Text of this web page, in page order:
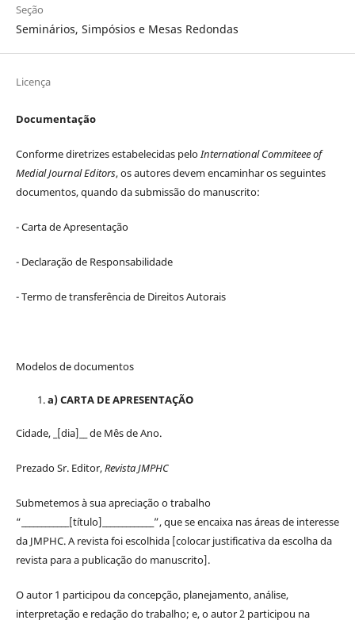
Seção
Seminários, Simpósios e Mesas Redondas
Licença
Documentação
Conforme diretrizes estabelecidas peloInternational Commiteee of
Medial Journal Editors, os autores devem encaminhar os seguintes
documentos, quando da submissão do manuscrito:
- Carta de Apresentação
- Declaração de Responsabilidade
- Termo de transferência de Direitos Autorais
Modelos de documentos
a) CARTA DE APRESENTAÇÃO
Cidade, _[dia]__ de Mês de Ano.
Prezado Sr. Editor,Revista JMPHC
Submetemos à sua apreciação o trabalho
“____________[título]_____________”, que se encaixa nas áreas de interesse
da JMPHC. A revista foi escolhida [colocar justificativa da escolha da
revista para a publicação do manuscrito].
O autor 1 participou da concepção, planejamento, análise,
interpretação e redação do trabalho; e, o autor 2 participou na